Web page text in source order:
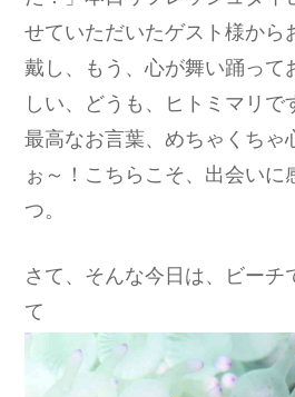
せていただいたゲスト様から
戴し、もう、心が舞い踊っ
しい、どうも、ヒトミマリ
最高なお言葉、めちゃくちゃ
ぉ～！こちらこそ、出会い
つ。
さて、そんな今日は、ビー
て